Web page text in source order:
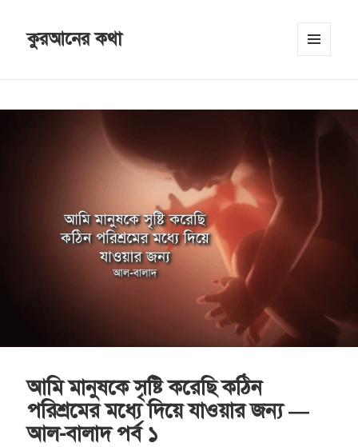
কুরআনের কথা
আমি মানুষকে সৃষ্টি করেছি কঠিন
পরিশ্রমের মধ্যে দিয়ে যাওয়ার জন্য —
আল-বালাদ পর্ব ১